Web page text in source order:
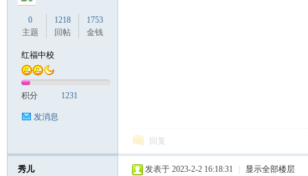
0
主题
1218
回帖
1753
金钱
红福中校
积分 1231
发消息
回复
秀儿 发表于 2023-2-2 16:18:31 显示全部楼层